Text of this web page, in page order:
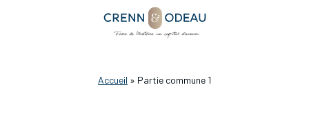
Accueil » Partie commune 1